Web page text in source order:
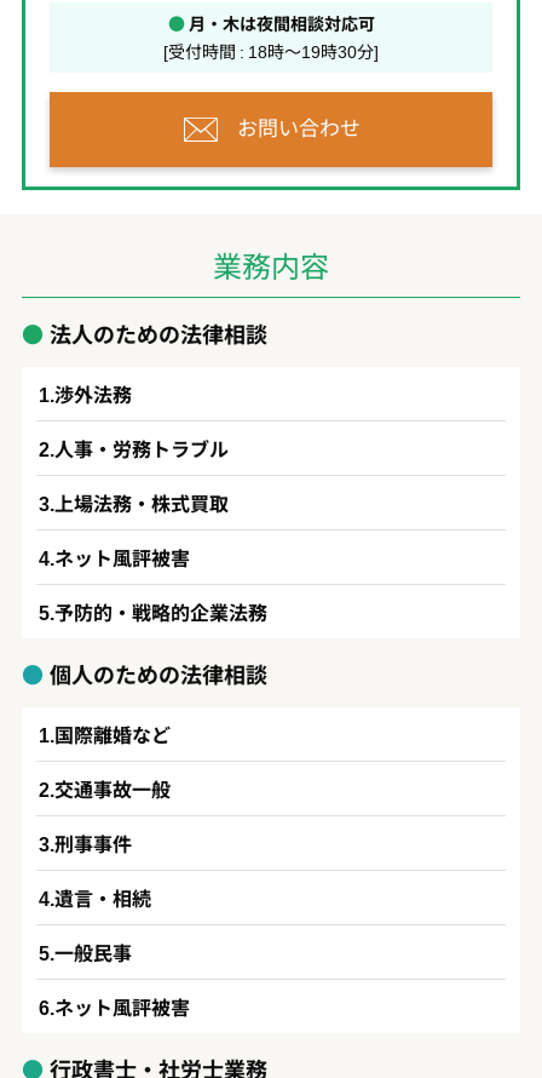
●月・木は夜間相談対応可
[受付時間 : 18時～19時30分]
お問い合わせ
業務内容
法人のための法律相談
渉外法務
人事・労務トラブル
上場法務・株式買取
ネット風評被害
予防的・戦略的企業法務
個人のための法律相談
国際離婚など
交通事故一般
刑事事件
遺言・相続
一般民事
ネット風評被害
行政書士・社労士業務